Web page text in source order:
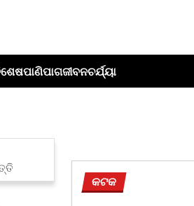
ପାଣିପାଗଜୀବନଚର୍ଯ୍ୟା
କଟକ